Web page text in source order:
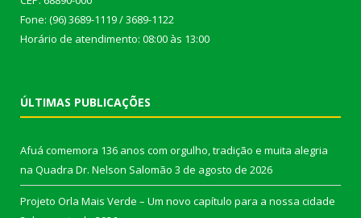
Fone: (96) 3689-1119 / 3689-1122
Horário de atendimento: 08:00 às 13:00
ÚLTIMAS PUBLICAÇÕES
Afuá comemora 136 anos com orgulho, tradição e muita alegria
na Quadra Dr. Nelson Salomão 3 de agosto de 2026
Projeto Orla Mais Verde – Um novo capítulo para a nossa cidade